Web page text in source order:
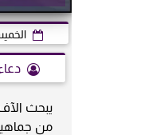
الخميس، 25
يبحث